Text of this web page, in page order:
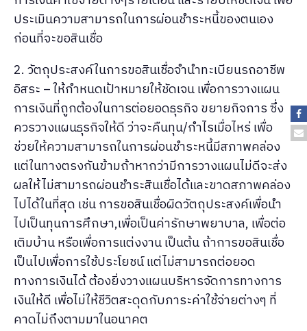
ประเมินความสามารถในการผ่อนชำระหนี้ของตนเอง
ก่อนที่จะขอสินเชื่อ
2. วัตถุประสงค์ในการขอสินเชื่อจำนำทะเบียนรถอาชีพ
อิสระ – ให้กำหนดเป้าหมายให้ชัดเจน เพื่อการวางแผน
การเงินที่ถูกต้องในการต่อยอดธุรกิจ ขยายกิจการ ซึ่ง
ควรวางแผนธุรกิจให้ดี ว่าจะคืนทุน/กำไรเมื่อไหร่ เพื่อ
ช่วยให้ความสามารถในการผ่อนชำระหนี้มีสภาพคล่อง
แต่ในทางตรงกันข้ามถ้าหากว่ามีการวางแผนไม่ดีจะส่ง
ผลให้ไม่สามารถผ่อนชำระสินเชื่อได้และขาดสภาพคล่อง
ไปได้ในที่สุด เช่น การขอสินเชื่อผิดวัตถุประสงค์เพื่อนำ
ไปเป็นทุนการศึกษา,เพื่อเป็นค่ารักษาพยาบาล, เพื่อต่อ
เติมบ้าน หรือเพื่อการแต่งงาน เป็นต้น ถ้าการขอสินเชื่อ
เป็นไปเพื่อการใช้ประโยชน์ แต่ไม่สามารถต่อยอด
ทางการเงินได้ ต้องยิ่งวางแผนบริหารจัดการทางการ
เงินให้ดี เพื่อไม่ให้ชีวิตสะดุดกับภาระค่าใช้จ่ายต่างๆ ที่
คาดไม่ถึงตามมาในอนาคต